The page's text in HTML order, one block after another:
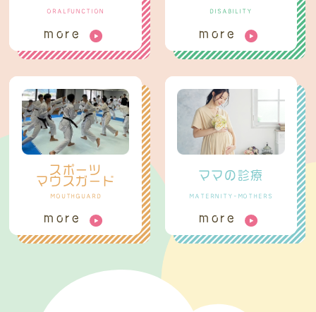
ORALFUNCTION
more
DISABILITY
more
スポーツ
マウスガード
MOUTHGUARD
more
ママの診療
MATERNITY-MOTHERS
more